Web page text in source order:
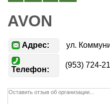
AVON
Адрес: ул.
Телефон:
(953) 724-